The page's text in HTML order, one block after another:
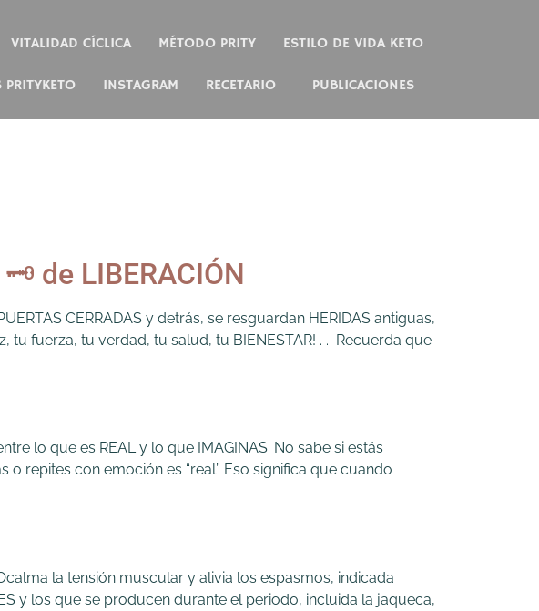
VITALIDAD CÍCLICA MÉTODO PRITY ESTILO DE VIDA KETO
PRITYKETO INSTAGRAM RECETARIO PUBLICACIONES
🗝️ de LIBERACIÓN
CERRADAS y detrás, se resguardan HERIDAS antiguas,
tu fuerza, tu verdad, tu salud, tu BIENESTAR! . . Recuerda que
lo que es REAL y lo que IMAGINAS. No sabe si estás
repites con emoción es “real” Eso significa que cuando
la tensión muscular y alivia los espasmos, indicada
y los que se producen durante el periodo, incluida la jaqueca,